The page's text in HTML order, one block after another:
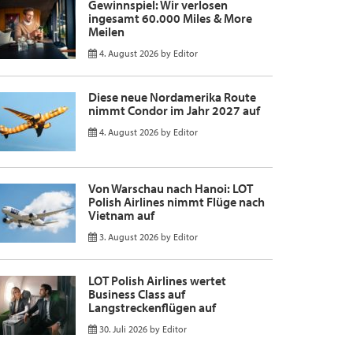
Gewinnspiel: Wir verlosen
ingesamt 60.000 Miles & More
Meilen
4. August 2026 by Editor
Diese neue Nordamerika Route
nimmt Condor im Jahr 2027 auf
4. August 2026 by Editor
Von Warschau nach Hanoi: LOT
Polish Airlines nimmt Flüge nach
Vietnam auf
3. August 2026 by Editor
LOT Polish Airlines wertet
Business Class auf
Langstreckenflügen auf
30. Juli 2026 by Editor